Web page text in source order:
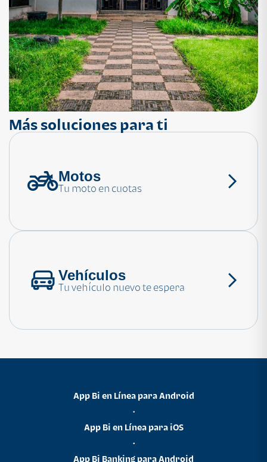
¿Necesitas ayuda?
Más soluciones para ti
Motos
Tu moto en cuotas
Vehículos
Tu vehículo nuevo te espera
App Bi en Línea para Android
•
App Bi en Línea para iOS
•
App Bi Banking para Android